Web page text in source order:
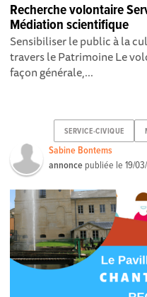
Recherche volontaire
Médiation scientifique
Sensibiliser le public à la
travers le Patrimoine Le
façon générale,...
SERVICE-CIVIQUE
Sabine Bontems
annonce publiée le19/